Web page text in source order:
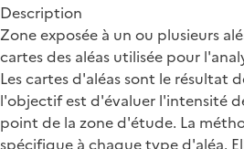
Description
Zone exposée à un ou plusieurs
cartes des aléas utilisée pour
Les cartes d'aléas sont le résultat
l'objectif est d'évaluer l'intensité
point de la zone d'étude. La
spécifique à chaque type d'aléa.